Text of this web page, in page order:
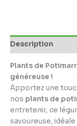
Description
Plants de
généreuse !
Apportez une
nos plants de
entretenir, ce
savoureuse,